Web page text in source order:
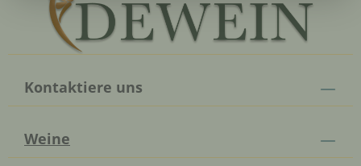
Kontaktiere uns
Weine